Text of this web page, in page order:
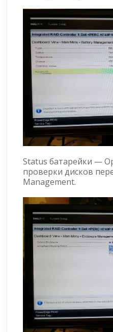
Status батарейки —
проверки дисков
Management.